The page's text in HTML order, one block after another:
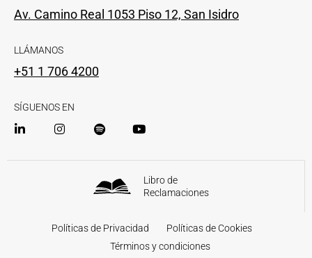
Av. Camino Real 1053 Piso 12, San Isidro
LLÁMANOS
+51 1 706 4200
SÍGUENOS EN
Libro de
Reclamaciones
Políticas de Privacidad
Políticas de Cookies
Términos y condiciones